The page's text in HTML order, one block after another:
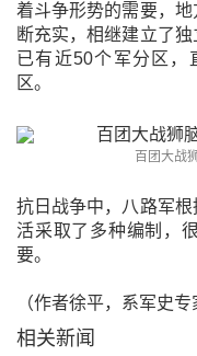
着斗争形势的需要，
断充实，相继建立了
已有近50个军分区，
区。
百团大战
抗日战争中，八路军
活采取了多种编制，
要。
（作者徐平，系军史专
相关新闻